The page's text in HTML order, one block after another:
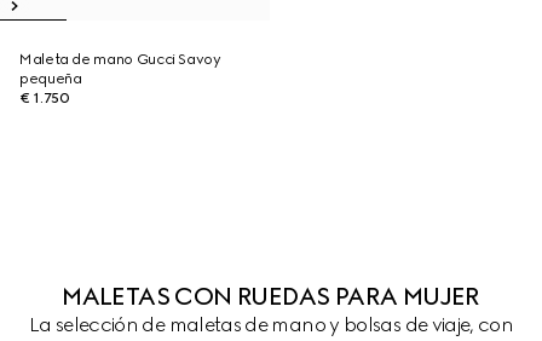
Maleta de mano Gucci Savoy
pequeña
€ 1.750
MALETAS CON RUEDAS PARA MUJER
La selección de maletas de mano y bolsas de viaje, con